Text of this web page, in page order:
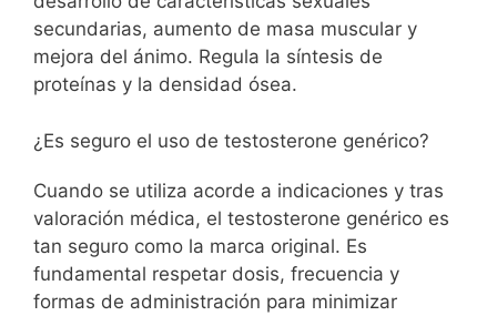
secundarias, aumento de masa muscular y
mejora del ánimo. Regula la síntesis de
proteínas y la densidad ósea.
¿Es seguro el uso de testosterone genérico?
Cuando se utiliza acorde a indicaciones y tras
valoración médica, el testosterone genérico es
tan seguro como la marca original. Es
fundamental respetar dosis, frecuencia y
formas de administración para minimizar